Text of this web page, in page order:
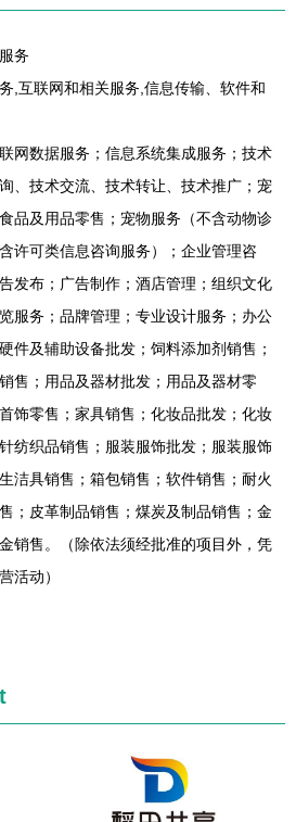
务
,互联网和相关服务,信息传输、软件和
网数据服务；信息系统集成服务；技术
、技术交流、技术转让、技术推广；宠
品及用品零售；宠物服务（不含动物诊
许可类信息咨询服务）；企业管理咨
发布；广告制作；酒店管理；组织文化
服务；品牌管理；专业设计服务；办公
件及辅助设备批发；饲料添加剂销售；
售；用品及器材批发；用品及器材零
饰零售；家具销售；化妆品批发；化妆
纺织品销售；服装服饰批发；服装服饰
洁具销售；箱包销售；软件销售；耐火
；皮革制品销售；煤炭及制品销售；金
销售。（除依法须经批准的项目外，凭
活动）